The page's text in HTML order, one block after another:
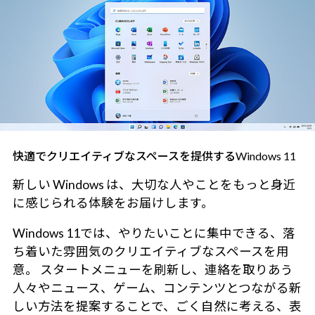
快適でクリエイティブなスペースを提供するWindows 11
新しい Windows は、大切な人やことをもっと身近
に感じられる体験をお届けします。
Windows 11では、やりたいことに集中できる、落
ち着いた雰囲気のクリエイティブなスペースを用
意。 スタートメニューを刷新し、連絡を取りあう
人々やニュース、ゲーム、コンテンツとつながる新
しい方法を提案することで、ごく自然に考える、表